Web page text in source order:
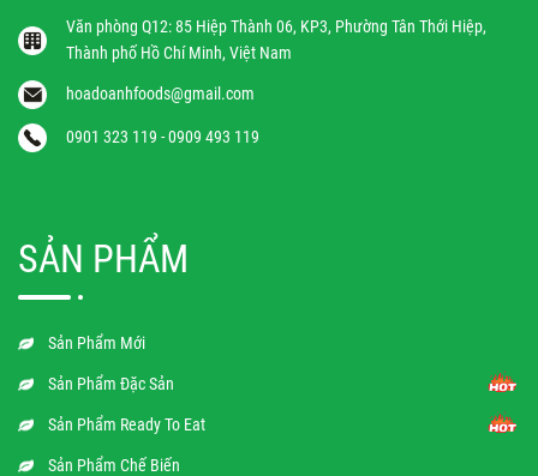
Văn phòng Q12: 85 Hiệp Thành 06, KP3, Phường Tân Thới Hiệp,
Thành phố Hồ Chí Minh, Việt Nam
hoadoanhfoods@gmail.com
0901 323 119 - 0909 493 119
SẢN PHẨM
Sản Phẩm Mới
Sản Phẩm Đặc Sản
Sản Phẩm Ready To Eat
Sản Phẩm Chế Biến